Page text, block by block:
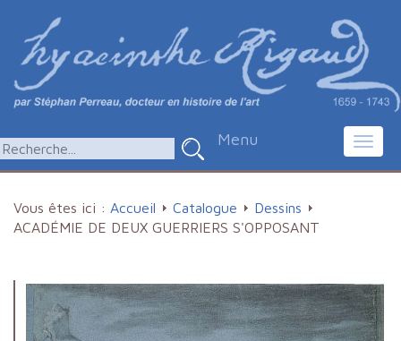
Menu
Vous êtes ici : Accueil Catalogue
Dessins
ACADÉMIE DE DEUX GUERRIERS S'OPPOSANT